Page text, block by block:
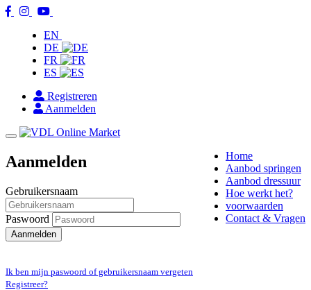
EN
DE
FR
ES
Registreren
Aanmelden
Toggle
Home
Aanbod springen
Aanbod dressuur
Hoe werkt het?
voorwaarden
Contact & Vragen
Aanmelden
Gebruikersnaam
Paswoord
Aanmelden
Ik ben mijn paswoord of gebruikersnaam vergeten
Registreer?